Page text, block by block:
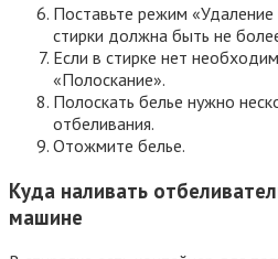
Поставьте режим «Удаление
стирки должна быть не
Если в стирке нет
«Полоскание».
Полоскать белье нужно
отбеливания.
Отожмите белье.
Куда наливать
машине